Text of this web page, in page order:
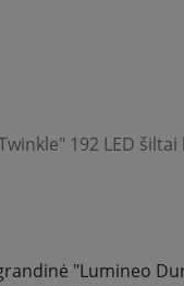
192 LED
"Lumineo